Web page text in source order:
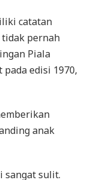
catatan
tidak pernah
Piala
edisi 1970,
anak
sangat sulit.